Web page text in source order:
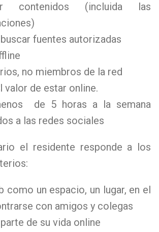
contenidos (incluida las
fuentes autorizadas
no miembros de la red
valor de estar online.
de 5 horas a la semana
a las redes sociales
el residente responde a los
como un espacio, un lugar, en el
con amigos y colegas
de su vida online